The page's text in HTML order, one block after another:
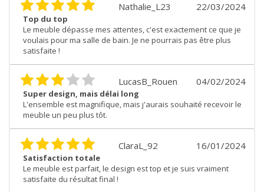
22/03/2024
Nathalie_L23
Top du top
Le meuble dépasse mes attentes, c'est exactement ce que je
voulais pour ma salle de bain. Je ne pourrais pas être plus
satisfaite !
04/02/2024
LucasB_Rouen
Super design, mais délai long
L'ensemble est magnifique, mais j'aurais souhaité recevoir le
meuble un peu plus tôt.
16/01/2024
ClaraL_92
Satisfaction totale
Le meuble est parfait, le design est top et je suis vraiment
satisfaite du résultat final !